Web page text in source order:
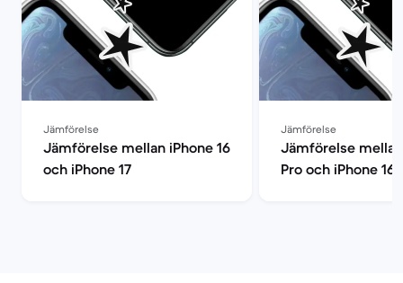
Jämförelse
Jämförelse mellan iPhone 16
och iPhone 17
Jämförelse
Jämförelse mellan
Pro och iPhone 16